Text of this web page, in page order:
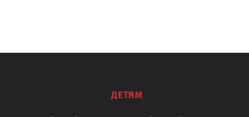
ДЕТЯМ